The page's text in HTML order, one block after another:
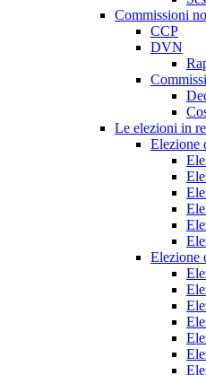
Commissioni
CCP
DVN
Le elezioni in
Elezione
Elezione